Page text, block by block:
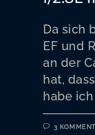
Da sich
EF und
an der
hat,
habe
3